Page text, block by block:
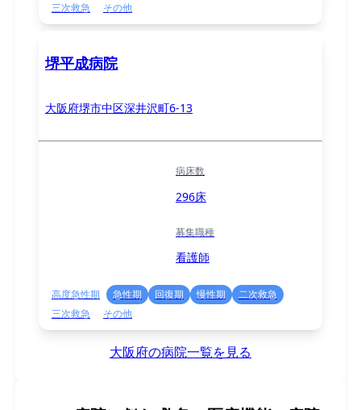
三次救急
その他
堺平成病院
大阪府堺市中区深井沢町6-13
病床数
296床
募集職種
看護師
高度急性期 急性期 回復期 慢性期
二次救急
三次救急
その他
大阪府の病院一覧を見る